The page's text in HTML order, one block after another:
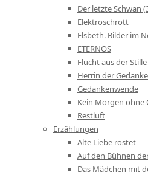
Der letzte Schwan
Elektroschrott
Elsbeth. Bilder im
ETERNOS
Flucht aus der Stille
Herrin der
Gedankenwende
Kein Morgen ohne
Restluft
Erzählungen
Alte Liebe rostet
Auf den Bühnen
Das Mädchen mit